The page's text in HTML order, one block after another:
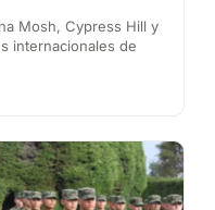
Mosh, Cypress Hill y
internacionales de